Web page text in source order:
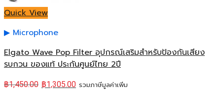
Quick View
Microphone
Elgato Wave Pop Filter อุปกรณ์เสริมสำหรับป้องกันเสียง
รบกวน ของแท้ ประกันศูนย์ไทย 2ปี
฿1,450.00 ฿1,305.00 รวมภาษีมูลค่าเพิ่ม